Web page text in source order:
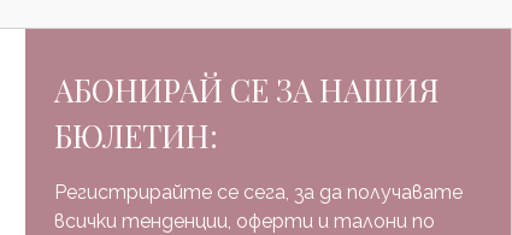
АБОНИРАЙ СЕ ЗА НАШИЯ
БЮЛЕТИН:
Регистрирайте се сега, за да получавате
всички тенденции, оферти и талони по